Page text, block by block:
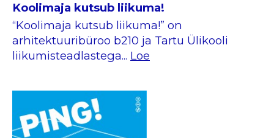
Koolimaja kutsub liikuma!
“Koolimaja kutsub liikuma!” on
arhitektuuribüroo b210 ja Tartu Ülikooli
liikumisteadlastega... Loe